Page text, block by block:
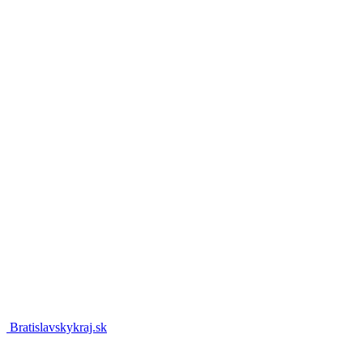
Bratislavskykraj.sk